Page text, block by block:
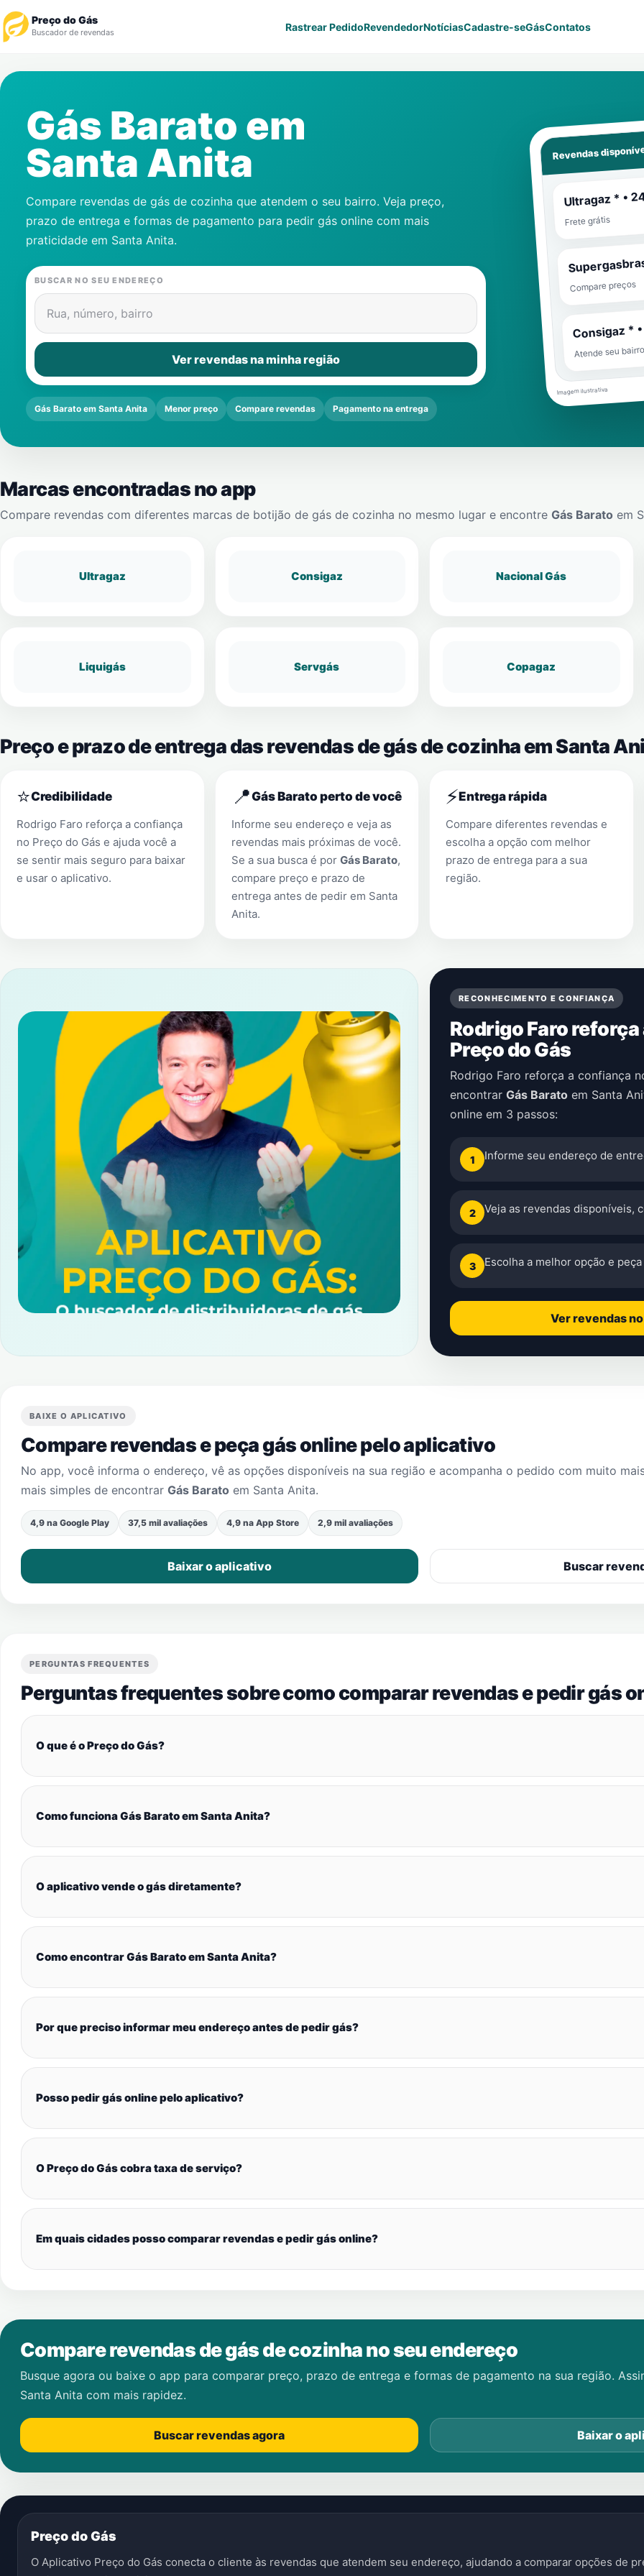
Preço do Gás
Buscador de revendas Rastrear PedidoRevendedorNotíciasCadastre-seGásContatos
Revendedor
Notícias
Gás
Contatos
Gás Barato em
Santa Anita
Compare revendas de gás de cozinha que atendem o seu bairro. Veja preço,
prazo de entrega e formas de pagamento para pedir gás online com mais
praticidade em Santa Anita.
BUSCAR NO SEU ENDEREÇO
Rua, número, bairro
Ver revendas na minha região
Gás Barato em Santa Anita Menor preço Compare revendas Pagamento na entrega
Revendas
Ultragaz * •
Frete grátis
Compare preços
Consigaz *
Atende seu
Imagem ilustrativa
Marcas encontradas no app
Compare revendas com diferentes marcas de botijão de gás de cozinha no mesmo lugar e encontre Gás Barato em
Ultragaz Consigaz Nacional Gás
Liquigás Servgás Copagaz
Preço e prazo de entrega das revendas de gás de cozinha em Santa
⭐Credibilidade
Rodrigo Faro reforça a confiança
no Preço do Gás e ajuda você a
se sentir mais seguro para baixar
e usar o aplicativo.
📍Gás Barato perto de você
Informe seu endereço e veja as
revendas mais próximas de você.
Se a sua busca é por Gás Barato,
compare preço e prazo de
entrega antes de pedir em Santa
Anita.
⚡Entrega rápida
Compare diferentes revendas e
escolha a opção com melhor
prazo de entrega para a sua
região.
RECONHECIMENTO E CONFIANÇA
Rodrigo Faro
Preço do Gás
Rodrigo Faro reforça a confiança
encontrar Gás Barato em Santa
online em 3 passos:
1 Informe seu endereço de
2 Veja as revendas disponíveis,
3 Escolha a melhor opção e
Ver revendas
BAIXE O APLICATIVO
Compare revendas e peça gás online pelo aplicativo
No app, você informa o endereço, vê as opções disponíveis na sua região e acompanha o pedido com muito
mais simples de encontrar Gás Barato em Santa Anita.
4,9 na Google Play 37,5 mil avaliações 4,9 na App Store 2,9 mil avaliações
Baixar o aplicativo Buscar
PERGUNTAS FREQUENTES
Perguntas frequentes sobre como comparar revendas e pedir gás
O que é o Preço do Gás?
Como funciona Gás Barato em Santa Anita?
O aplicativo vende o gás diretamente?
Como encontrar Gás Barato em Santa Anita?
Por que preciso informar meu endereço antes de pedir gás?
Posso pedir gás online pelo aplicativo?
O Preço do Gás cobra taxa de serviço?
Em quais cidades posso comparar revendas e pedir gás online?
Compare revendas de gás de cozinha no seu endereço
Busque agora ou baixe o app para comparar preço, prazo de entrega e formas de pagamento na sua região.
Santa Anita com mais rapidez.
Buscar revendas agora Baixar o
Preço do Gás
O Aplicativo Preço do Gás conecta o cliente às revendas que atendem seu endereço, ajudando a comparar opções de